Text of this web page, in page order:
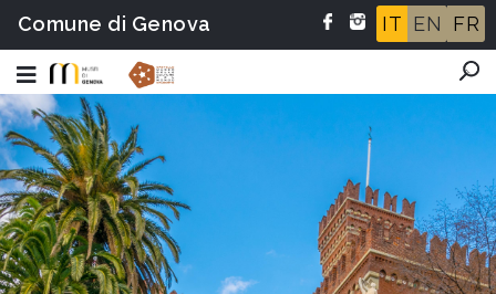
Comune di Genova IT EN FR